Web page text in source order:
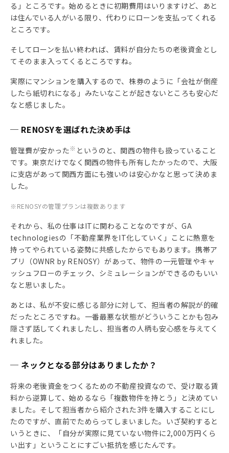
る」ところです。始めるときに初期費用はいりますけど、あと
は住んでいる人がいる限り、代わりにローンを支払ってくれる
ところです。
そしてローンを払い終われば、賃料が自分たちの老後資金とし
てそのまま入ってくるところですね。
実際にマンションを購入するので、株券のように「会社が倒産
したら紙切れになる」みたいなことが起きないところも安心だ
なと感じました。
─ RENOSYを選ばれた決め手は
管理費が安かった※ というのと、関西の物件も扱っていること
です。東京だけでなく関西の物件も所有したかったので、大阪
に支店があって関西方面にも強いのは安心かなと思って決めま
した。
※RENOSYの管理プランは複数あります
それから、私の仕事はITに関わることなのですが、GA
technologiesの「不動産業界をIT化していく」ことに熱意を
持ってやられている姿勢に共感したからでもあります。携帯ア
プリ（OWNR by RENOSY）があって、物件の一元管理やキャ
ッシュフローのチェック、シミュレーションができるのもいい
なと思いました。
あとは、私が不安に感じる部分に対して、担当者の解説が的確
だったところですね。一番最悪な状態がどういうことかも包み
隠さず話してくれましたし、担当者の人柄も安心感を与えてく
れました。
─ ネックとなる部分はありましたか？
将来の老後資金をつくるための不動産投資なので、受け取る賃
料から逆算して、始めるなら「複数物件を持とう」と決めてい
ました。そして担当者から紹介された3件を購入することにし
たのですが、直前でためらってしまいました。いざ契約すると
いうときに、「自分が実際に見ていない物件に2,000万円くら
い出す」ということにすごい抵抗を感じたんです。